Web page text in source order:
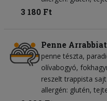
3 180 Ft
Penne
penne tészta
olívabogyó
reszelt trappista sajt
allergén: glutén,